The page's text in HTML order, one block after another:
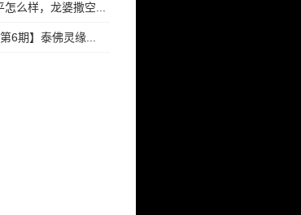
么样，龙婆撒空...
6期】泰佛灵缘...